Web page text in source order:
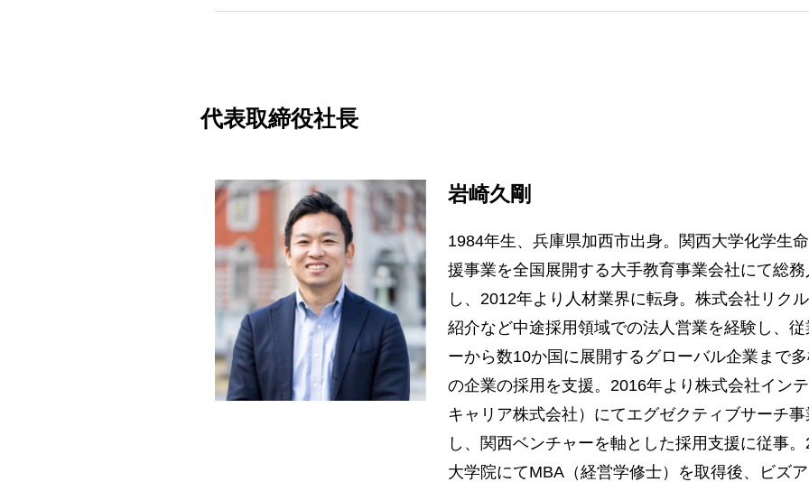
代表取締役社長
岩崎久剛
1984年生、兵庫県加西市出身。関西大学化学生
援事業を全国展開する大手教育事業会社にて総
し、2012年より人材業界に転身。株式会社リク
紹介など中途採用領域での法人営業を経験し、
ーから数10か国に展開するグローバル企業まで
の企業の採用を支援。2016年より株式会社イン
キャリア株式会社）にてエグゼクティブサーチ
し、関西ベンチャーを軸とした採用支援に従事
大学院にてMBA（経営学修士）を取得後、ビズ